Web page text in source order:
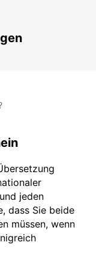
jeden
dass Sie beide
müssen, wenn